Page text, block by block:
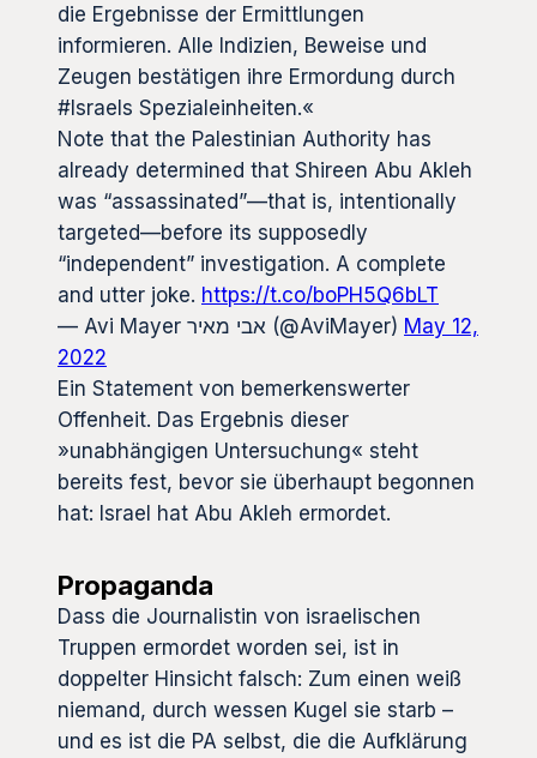
die Ergebnisse der Ermittlungen
informieren. Alle Indizien, Beweise und
Zeugen bestätigen ihre Ermordung durch
#Israels Spezialeinheiten.«
Note that the Palestinian Authority has
already determined that Shireen Abu Akleh
was “assassinated”—that is, intentionally
targeted—before its supposedly
“independent” investigation. A complete
and utter joke. https://t.co/boPH5Q6bLT
— Avi Mayer אבי מאיר (@AviMayer) May 12,
2022
Ein Statement von bemerkenswerter
Offenheit. Das Ergebnis dieser
»unabhängigen Untersuchung« steht
bereits fest, bevor sie überhaupt begonnen
hat: Israel hat Abu Akleh ermordet.
Propaganda
Dass die Journalistin von israelischen
Truppen ermordet worden sei, ist in
doppelter Hinsicht falsch: Zum einen weiß
niemand, durch wessen Kugel sie starb –
und es ist die PA selbst, die die Aufklärung